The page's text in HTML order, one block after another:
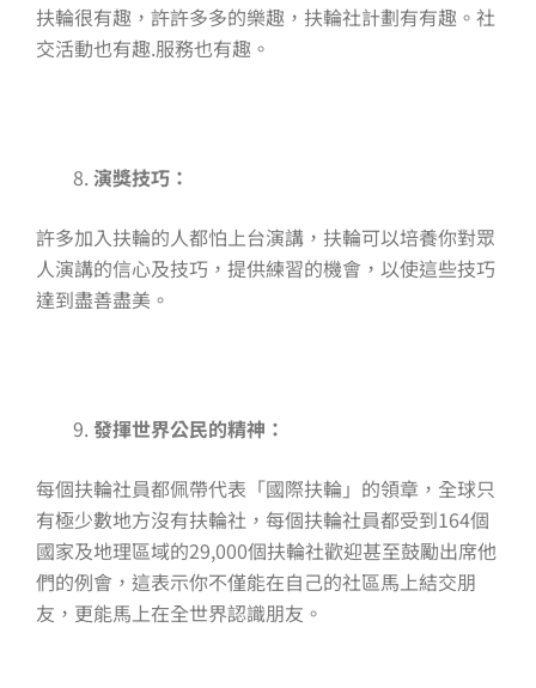
扶輪很有趣，許許多多的樂趣，扶輪社計劃有有趣。社
交活動也有趣.服務也有趣。
演獎技巧：
許多加入扶輪的人都怕上台演講，扶輪可以培養你對眾
人演講的信心及技巧，提供練習的機會，以使這些技巧
達到盡善盡美。
發揮世界公民的精神：
每個扶輪社員都佩帶代表「國際扶輪」的領章，全球只
有極少數地方沒有扶輪社，每個扶輪社員都受到164個
國家及地理區域的29,000個扶輪社歡迎甚至鼓勵出席他
們的例會，這表示你不僅能在自己的社區馬上結交朋
友，更能馬上在全世界認識朋友。